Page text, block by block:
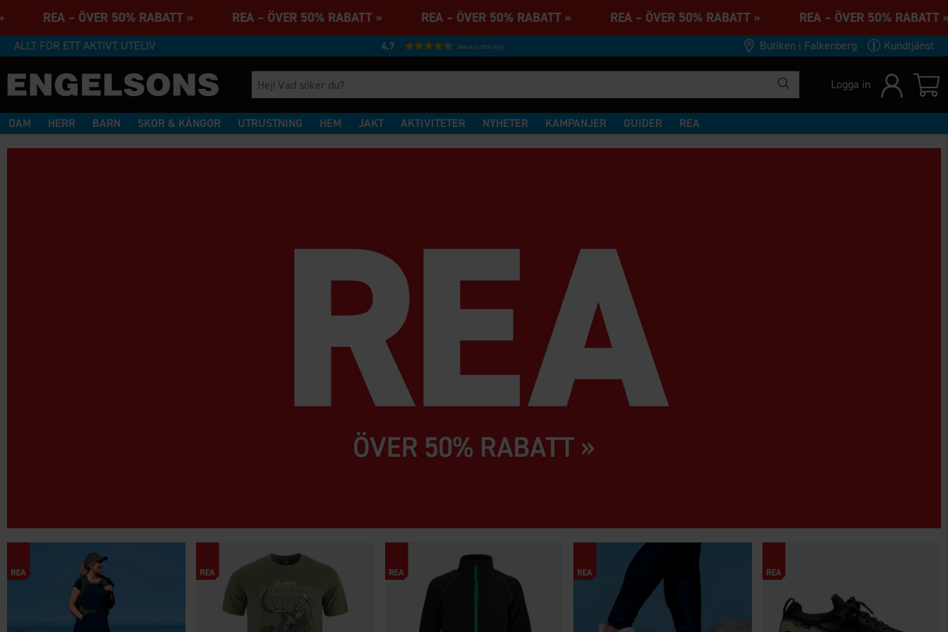
REA – ÖVER 50% RABATT » REA – ÖVER 50% RABATT » REA – ÖVER 50% RABATT » REA – ÖVER 50% RABATT » REA – ÖVER 50%
ALLT FÖR ETT AKTIVT UTELIV 4.7 Baserat på 27231 betyg Butiken i Falkenberg Kundtjänst
Logga in
DAM HERR BARN SKOR & KÄNGOR UTRUSTNING HEM JAKT AKTIVITETER NYHETER KAMPANJER GUIDER REA